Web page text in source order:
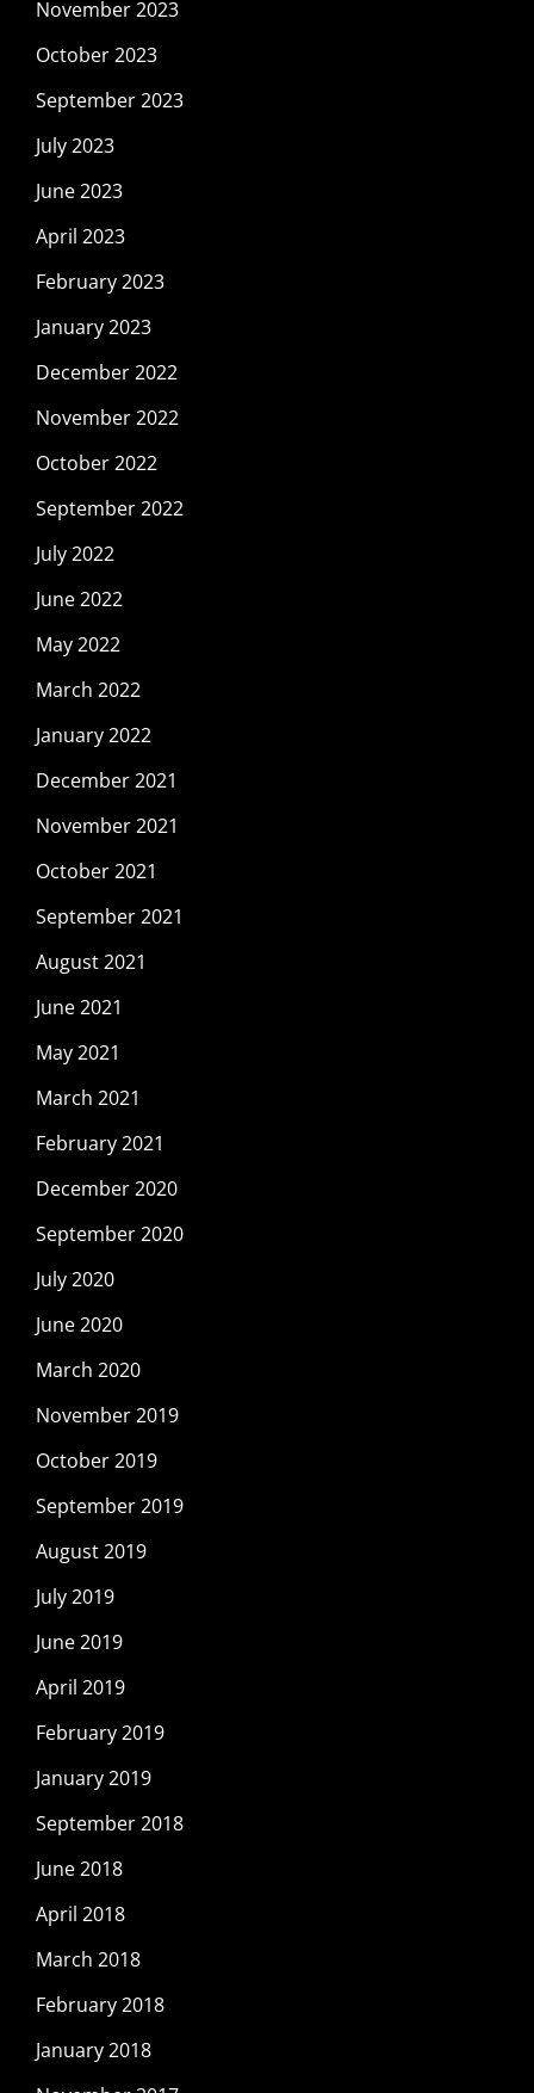
November 2023
October 2023
September 2023
July 2023
June 2023
April 2023
February 2023
January 2023
December 2022
November 2022
October 2022
September 2022
July 2022
June 2022
May 2022
March 2022
January 2022
December 2021
November 2021
October 2021
September 2021
August 2021
June 2021
May 2021
March 2021
February 2021
December 2020
September 2020
July 2020
June 2020
March 2020
November 2019
October 2019
September 2019
August 2019
July 2019
June 2019
April 2019
February 2019
January 2019
September 2018
June 2018
April 2018
March 2018
February 2018
January 2018